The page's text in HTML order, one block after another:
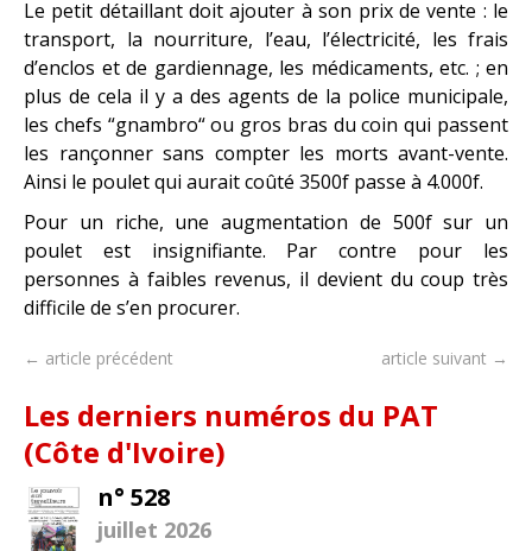
Le petit détaillant doit ajouter à son prix de vente : le
transport, la nourriture, l’eau, l’électricité, les frais
d’enclos et de gardiennage, les médicaments, etc. ; en
plus de cela il y a des agents de la police municipale,
les chefs “gnambro“ ou gros bras du coin qui passent
les rançonner sans compter les morts avant-vente.
Ainsi le poulet qui aurait coûté 3500f passe à 4.000f.
Pour un riche, une augmentation de 500f sur un
poulet est insignifiante. Par contre pour les
personnes à faibles revenus, il devient du coup très
difficile de s’en procurer.
← article précédent article suivant →
Les derniers numéros du PAT
(Côte d'Ivoire)
n° 528
juillet 2026